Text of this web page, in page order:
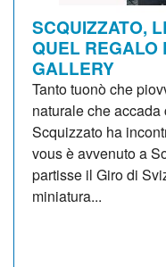
SCQUIZZATO,
QUEL REGALO
GALLERY
Tanto tuonò che
naturale che
Scquizzato ha
vous è avvenuto a
partisse il Giro di
miniatura...